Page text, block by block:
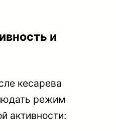
и
кесарева
режим
активности: